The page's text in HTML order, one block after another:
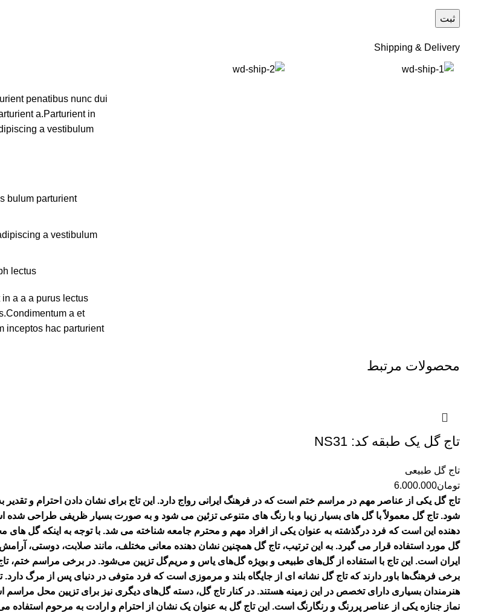
Shipping & Delivery
penatibus nunc dui
a.Parturient in
a vestibulum
bulum parturient
a vestibulum
lectus.
a a a purus lectus
a et
inceptos hac parturient
محصولات مرتبط
تاج گل یک طبقه کد: NS31
تاج گل طبیعی
تومان6.000.000
تاج گل یکی از عناصر مهم در مراسم ختم است که در فرهنگ ایرانی رواج دارد. این تاج برای نشان دادن احترام و
شود. تاج گل معمولاً با گل های بسیار زیبا و با رنگ های متنوعی تزئین می شود و به صورت بسیار ظریفی طراحی شده
دهنده این است که فرد درگذشته به عنوان یکی از افراد مهم و محترم جامعه شناخته می شد. با توجه به اینکه گل
گل مورد استفاده قرار می گیرد. به این ترتیب، تاج گل همچنین نشان دهنده معانی مختلف، مانند صلابت، دوستی،
ایران است. این تاج با استفاده از گل‌های طبیعی و بویژه گل‌های یاس و مریم‌گل تزیین می‌شود. در برخی مراسم ختم،
برخی فرهنگ‌ها باور دارند که تاج گل نشانه ای از جایگاه بلند و مرموزی است که فرد متوفی در دنیای پس از مرگ
هنرمندان بسیاری دارای تخصص در این زمینه هستند. در کنار تاج گل، دسته گل‌های دیگری نیز برای تزیین محل مراسم
نماز جنازه یکی از عناصر پررنگ و رنگارنگ است. این تاج گل به عنوان یک نشان از احترام و ارادت به مرحوم